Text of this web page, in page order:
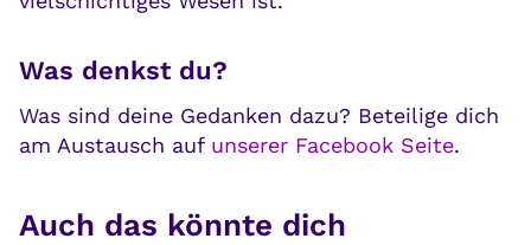
Was denkst du?
Was sind deine Gedanken dazu? Beteilige dich
am Austausch auf unserer Facebook Seite.
Auch das könnte dich